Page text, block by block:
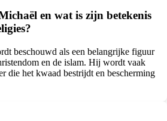
en wat is zijn betekenis
beschouwd als een belangrijke figuur
en de islam. Hij wordt vaak
die het kwaad bestrijdt en bescherming